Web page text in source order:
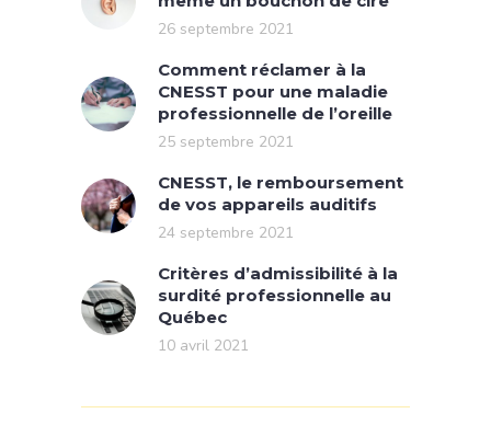
26 septembre 2021
Comment réclamer à la
CNESST pour une maladie
professionnelle de l’oreille
25 septembre 2021
CNESST, le remboursement
de vos appareils auditifs
24 septembre 2021
Critères d’admissibilité à la
surdité professionnelle au
Québec
10 avril 2021